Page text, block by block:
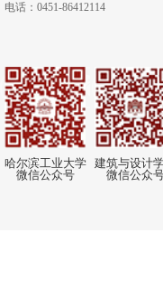
电话：0451-86412114
哈尔滨工业大学
微信公众号
建筑与设计
微信公众